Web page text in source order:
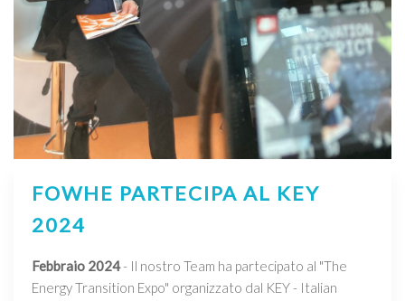
FOWHE PARTECIPA AL KEY
2024
Febbraio 2024- Il nostro Team ha partecipato al "The
Energy Transition Expo" organizzato dal KEY - Italian